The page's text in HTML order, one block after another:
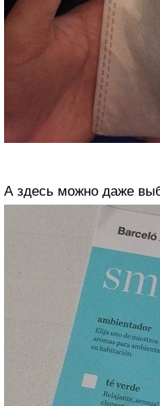
А здесь можно даже